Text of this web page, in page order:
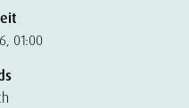
01:00